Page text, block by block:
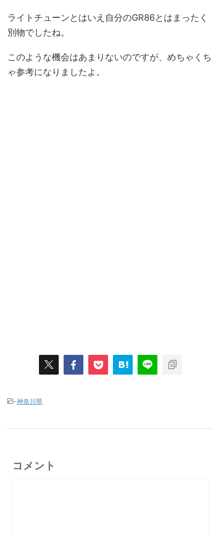
ライトチューンとはいえ自分のGR86とはまったく
別物でしたね。
このような機会はあまりないのですが、めちゃくち
ゃ参考になりましたよ。
-神奈川県
コメント